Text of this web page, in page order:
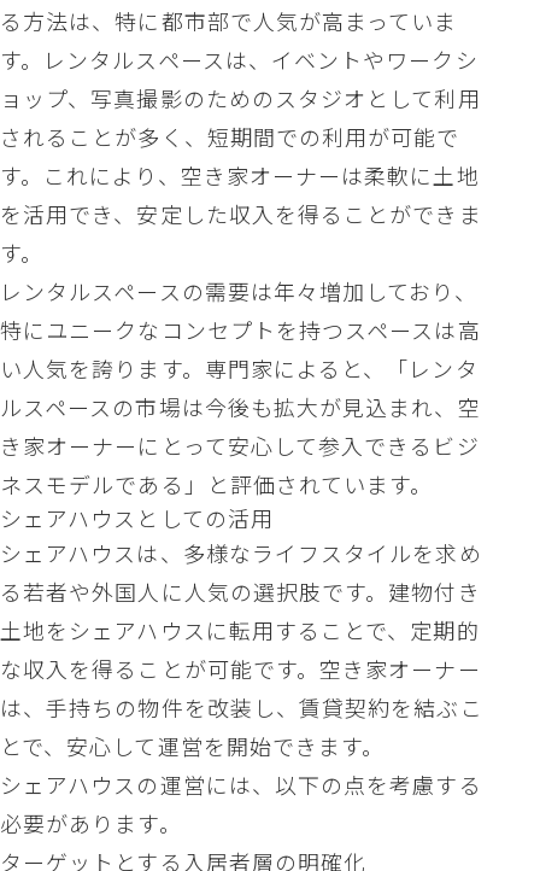
る方法は、特に都市部で人気が高まっていま
す。レンタルスペースは、イベントやワークシ
ョップ、写真撮影のためのスタジオとして利用
されることが多く、短期間での利用が可能で
す。これにより、空き家オーナーは柔軟に土地
を活用でき、安定した収入を得ることができま
す。
レンタルスペースの需要は年々増加しており、
特にユニークなコンセプトを持つスペースは高
い人気を誇ります。専門家によると、「レンタ
ルスペースの市場は今後も拡大が見込まれ、空
き家オーナーにとって安心して参入できるビジ
ネスモデルである」と評価されています。
シェアハウスとしての活用
シェアハウスは、多様なライフスタイルを求め
る若者や外国人に人気の選択肢です。建物付き
土地をシェアハウスに転用することで、定期的
な収入を得ることが可能です。空き家オーナー
は、手持ちの物件を改装し、賃貸契約を結ぶこ
とで、安心して運営を開始できます。
シェアハウスの運営には、以下の点を考慮する
必要があります。
ターゲットとする入居者層の明確化